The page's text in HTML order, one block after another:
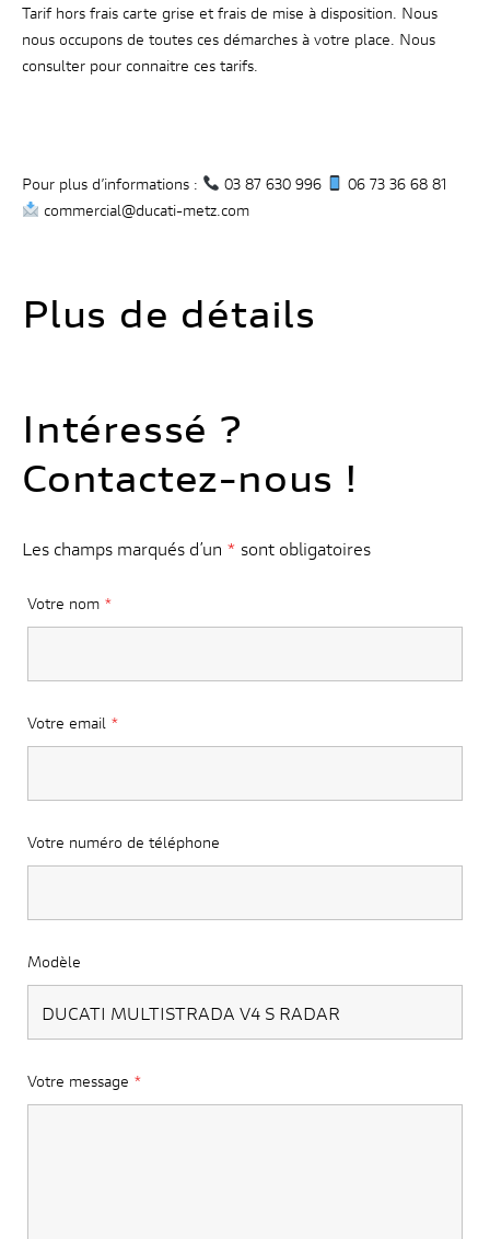
Tarif hors frais carte grise et frais de mise à disposition. Nous
nous occupons de toutes ces démarches à votre place. Nous
consulter pour connaitre ces tarifs.
Pour plus d’informations : 03 87 630 996
06 73 36 68 81
commercial@ducati-metz.com
Plus de détails
Intéressé ?
Contactez-nous !
Les champs marqués d’un * sont obligatoires
Votre nom *
Votre email *
Votre numéro de téléphone
Modèle
Votre message *